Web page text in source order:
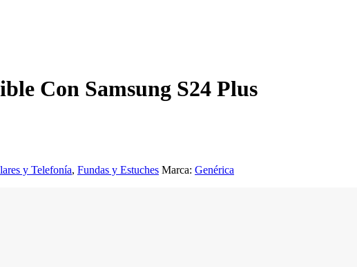
Con Samsung S24 Plus
y Telefonía, Fundas y Estuches Marca: Genérica